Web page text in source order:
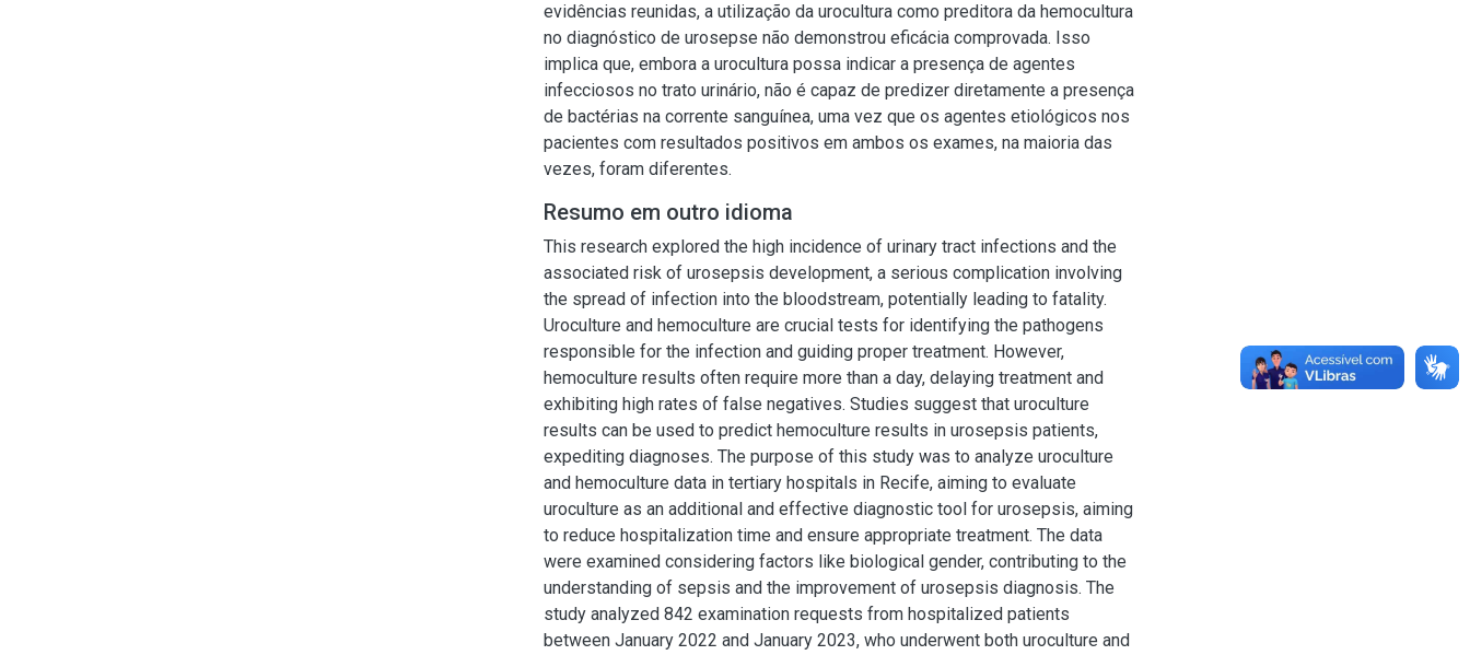
evidências reunidas, a utilização da urocultura como preditora da hemocultura
no diagnóstico de urosepse não demonstrou eficácia comprovada. Isso
implica que, embora a urocultura possa indicar a presença de agentes
infecciosos no trato urinário, não é capaz de predizer diretamente a presença
de bactérias na corrente sanguínea, uma vez que os agentes etiológicos nos
pacientes com resultados positivos em ambos os exames, na maioria das
vezes, foram diferentes.
Resumo em outro idioma
This research explored the high incidence of urinary tract infections and the
associated risk of urosepsis development, a serious complication involving
the spread of infection into the bloodstream, potentially leading to fatality.
Uroculture and hemoculture are crucial tests for identifying the pathogens
responsible for the infection and guiding proper treatment. However,
hemoculture results often require more than a day, delaying treatment and
exhibiting high rates of false negatives. Studies suggest that uroculture
results can be used to predict hemoculture results in urosepsis patients,
expediting diagnoses. The purpose of this study was to analyze uroculture
and hemoculture data in tertiary hospitals in Recife, aiming to evaluate
uroculture as an additional and effective diagnostic tool for urosepsis, aiming
to reduce hospitalization time and ensure appropriate treatment. The data
were examined considering factors like biological gender, contributing to the
understanding of sepsis and the improvement of urosepsis diagnosis. The
study analyzed 842 examination requests from hospitalized patients
between January 2022 and January 2023, who underwent both uroculture and